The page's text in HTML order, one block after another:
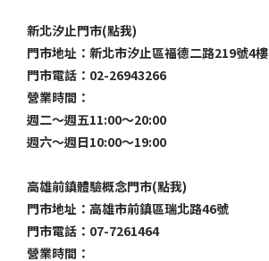
新北汐止門市(點我)
門市地址：新北市汐止區福德二路219號4樓
門市電話：02-26943266
營業時間：
週二～週五11:00～20:00
週六～週日10:00～19:00
高雄前鎮體驗概念門市(點我)
門市地址：高雄市前鎮區瑞北路46號
門市電話：07-7261464
營業時間：